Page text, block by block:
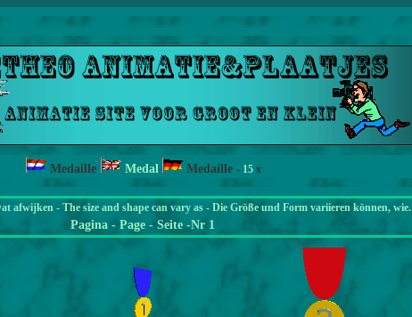
Medaille Medal Medaille - 15 x
afwijken - The size and shape can vary as - Die Größe und Form variieren können, wie.
Pagina - Page - Seite -Nr 1